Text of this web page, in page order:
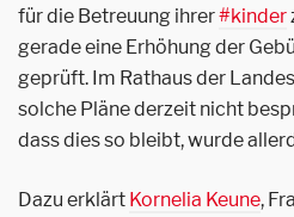
für die Betreuung ihrer#kinder
gerade eine Erhöhung der
geprüft. Im Rathaus der
solche Pläne derzeit nicht
dass dies so bleibt, wurde
Dazu erklärt Kornelia Keune,